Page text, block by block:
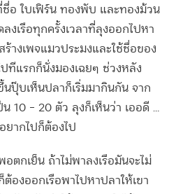
อ ใบเฟิร์น ทองพับ และทองม้วน
งเรือทุกครั้งเวลาที่ลุงออกไปหา
ร้างเพจแมวประมงและใช้ชื่อของ
ทีแรกก็นั่งมองเฉยๆ ช่วงหลัง
ปุ๊บเห็นปลาก็เริ่มมากินกัน จาก
น 10 – 20 ตัว ลุงก็เห็นว่า เออดี …
ยากไปก็ต้องไป
ตกเย็น ถ้าไม่พาลงเรือมันจะไม่
ต้องออกเรือพาไปหาปลาให้เขา